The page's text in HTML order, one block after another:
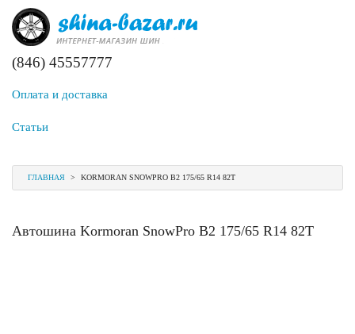
(846) 45557777
Оплата и доставка
Статьи
ГЛАВНАЯ > KORMORAN SNOWPRO B2 175/65 R14 82T
Автошина Kormoran SnowPro B2 175/65 R14 82T